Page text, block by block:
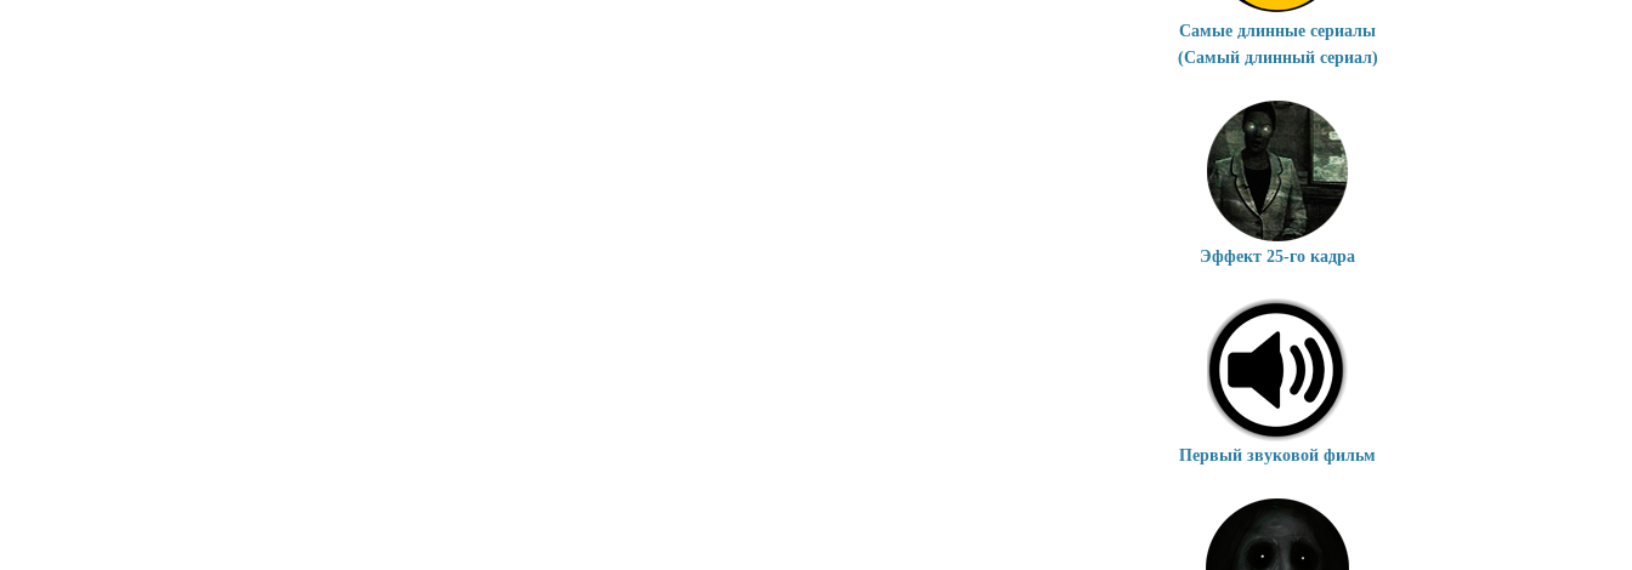
Самые длинные сериалы
(Самый длинный сериал)
Эффект 25-го кадра
Первый звуковой фильм